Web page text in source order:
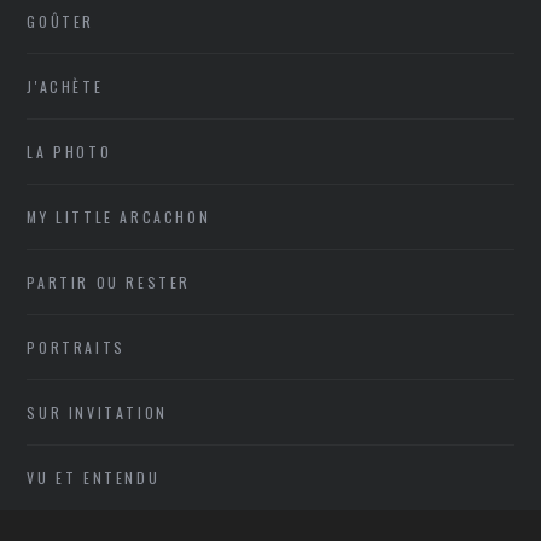
GOÛTER
J'ACHÈTE
LA PHOTO
MY LITTLE ARCACHON
PARTIR OU RESTER
PORTRAITS
SUR INVITATION
VU ET ENTENDU